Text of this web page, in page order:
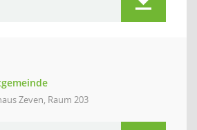
Zeven, Raum 203